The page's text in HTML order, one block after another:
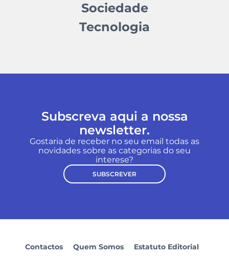
Sociedade
Tecnologia
Subscreva aqui a nossa
newsletter.
Gostaria de receber no seu email todas as
novidades sobre as categorias do seu
interese?
SUBSCREVER
Contactos Quem Somos
Estatuto Editorial